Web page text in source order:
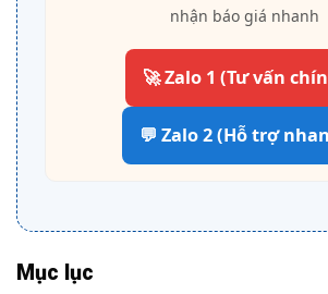
nhận báo giá nhanh
🚀 Zalo 1 (Tư vấn
💬 Zalo 2 (Hỗ trợ
Mục lục